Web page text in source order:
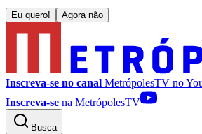
Eu quero! Agora não
Inscreva-se no canal MetrópolesTV no
Inscreva-se na MetrópolesTV
Busca